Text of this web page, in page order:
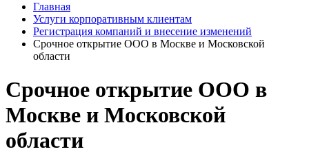
Главная
Услуги корпоративным клиентам
Регистрация компаний и внесение изменений
Срочное открытие ООО в Москве и Московской
области
Срочное открытие ООО в
Москве и Московской
области